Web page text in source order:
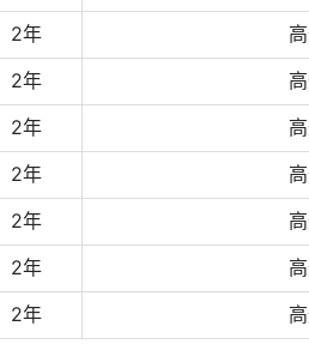
2年
2年
2年
2年
2年
2年
2年